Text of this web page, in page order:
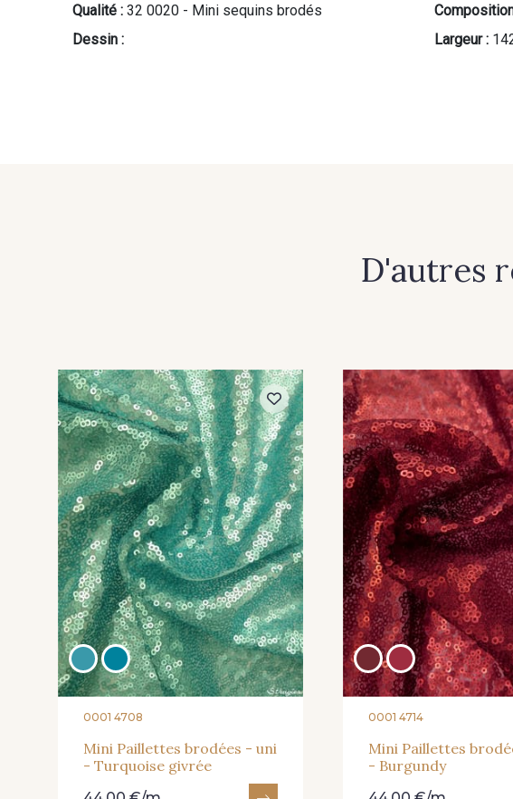
Qualité : 32 0020 - Mini sequins brodés
Dessin :
Largeur :
D'autres
0001 4708
Mini Paillettes brodées - uni
- Turquoise givrée
0001 4714
Mini Paillettes
- Burgundy